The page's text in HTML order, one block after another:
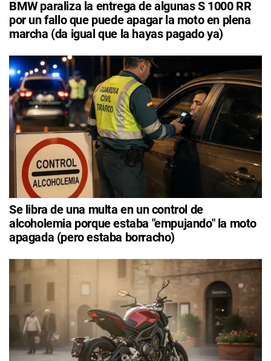
BMW paraliza la entrega de algunas S 1000 RR
por un fallo que puede apagar la moto en plena
marcha (da igual que la hayas pagado ya)
Se libra de una multa en un control de
alcoholemia porque estaba "empujando" la moto
apagada (pero estaba borracho)